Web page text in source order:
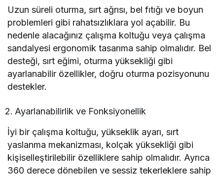
Uzun süreli oturma, sırt ağrısı, bel fıtığı ve boyun
problemleri gibi rahatsızlıklara yol açabilir. Bu
nedenle alacağınız çalışma koltuğu veya çalışma
sandalyesi ergonomik tasarıma sahip olmalıdır. Bel
desteği, sırt eğimi, oturma yüksekliği gibi
ayarlanabilir özellikler, doğru oturma pozisyonunu
destekler.
Ayarlanabilirlik ve Fonksiyonellik
İyi bir çalışma koltuğu, yükseklik ayarı, sırt
yaslanma mekanizması, kolçak yüksekliği gibi
kişiselleştirilebilir özelliklere sahip olmalıdır. Ayrıca
360 derece dönebilen ve sessiz tekerleklere sahip